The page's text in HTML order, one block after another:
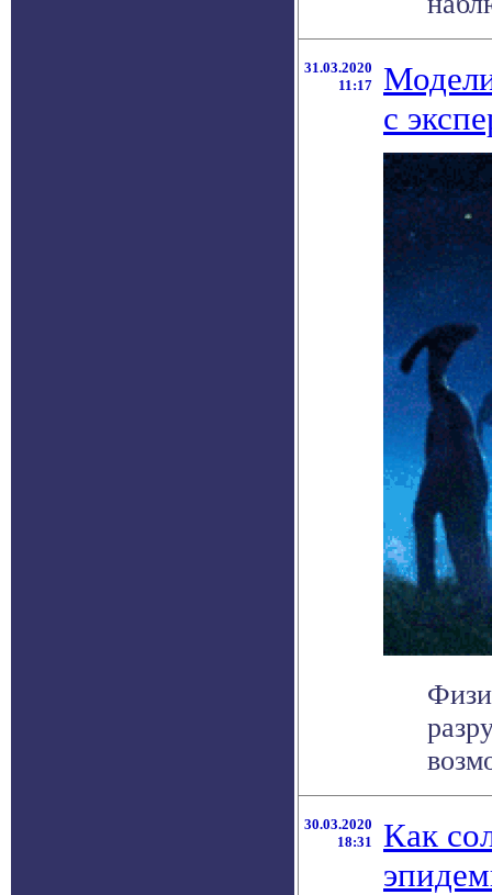
31.03.2020
11:17
с
30.03.2020
18:31
Как